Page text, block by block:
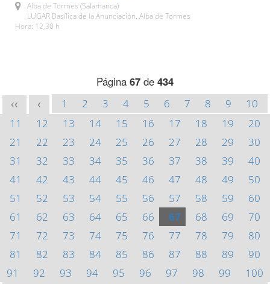
Alba de Tormes (Salamanca)
LUGAR Basílica de la Anunciación. Alba de Tormes
Hora: 12,30 h
Página 67 de 434
<< < 1 2 3 4 5 6 7 8 9
10
11
12 13 14 15 16 17 18 19
20
21
22 23 24 25 26 27 28 29
30
31
32 33 34 35 36 37 38 39
40
41
42 43 44 45 46 47 48 49
50
51
52 53 54 55 56 57 58 59
60
61
62 63 64 65 66 67 68 69
70
71
72 73 74 75 76 77 78 79
80
81
82 83 84 85 86 87 88 89
90
91
92 93 94 95 96 97 98 99
100